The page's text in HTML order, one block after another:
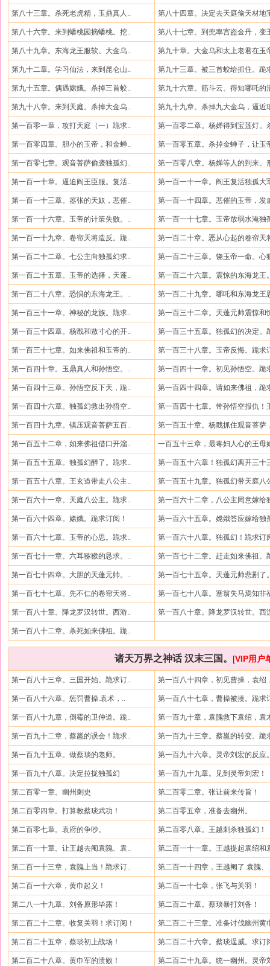
第八十三章。杀死老虎精，玉鼎真人.. 第八十四章。决定去天庭偷天材地
第八十六章。来到蟠桃园摘蟠桃。挖.. 第八十七章。到兜率宫盗金丹，变
第八十九章。东海龙王服软。大金乌.. 第九十章。大金乌和太上老君在玉
第九十二章。学习仙法，来到昆仑山.. 第九十三章。被三首蛟给抓住。跪
第九十五章。偶遇嫦娥。杀掉三首蛟.. 第九十六章。筋斗云。得知哪吒的
第九十八章。来到天庭。杀掉大金乌.. 第九十九章。杀掉九大金乌，逼近
第一百零一章，攻打天庭（一）跪求.. 第一百零二章。杨婵得到宝莲灯。
第一百零四章。胆小的玉帝，和金蝉.. 第一百零五章。杀掉金蝉子，让玉
第一百零七章。观音菩萨偷袭独孤幻.. 第一百零八章。杨婵等人的到来。
第一百一十章。逼迫阎王臣服。复活.. 第一百一十一章。阎王复活独孤大
第一百一十三章。嚣张的天奴，悲催.. 第一百一十四章。悲催的玉帝，发
第一百一十六章。玉帝的计策失败。.. 第一百一十七章。玉帝放弱水淹独
第一百一十九章。卷帘天将造反。跪.. 第一百二十章。恶从心起的卷帘天
第一百二十二章。七公主向独孤幻求.. 第一百二十三章。饶玉帝一命。心
第一百二十五章。玉帝的选择，天蓬.. 第一百二十六章。震惊的东海龙王
第一百二十八章。恐惧的东海龙王。.. 第一百二十九章。哪吒和东海龙王
第一百三十一章。神秘的龙族。跪求.. 第一百三十二章。天蓬元帅震惊和
第一百三十四章。杨戬和敖寸心的开.. 第一百三十五章。独孤幻的决定。
第一百三十七章。如来佛祖和玉帝的.. 第一百三十八章。玉帝反悔。跪求
第一百四十章。玉鼎真人和孙悟空。.. 第一百四十一章。初见孙悟空。跪
第一百四十三章。孙悟空反下天，跪.. 第一百四十四章。请如来佛祖，跪
第一百四十六章。独孤幻救出孙悟空.. 第一百四十七章。带孙悟空报仇！
第一百四十九章。镇压观音菩萨五百.. 第一百五十章。杨戬抓住观音菩萨
第一百五十二章，如来佛祖借口开溜.. 一百五十三章，最毒妇人心的王母
第一百五十五章。独孤幻醉了。跪求.. 第一百五十六章！独孤幻离开三十
第一百五十八章。王玄道带走八公主.. 第一百五十九章。独孤幻带天庭八
第一百六十一章。天庭八公主。跪求.. 第一百六十二章，八公主同意嫁给
第一百六十四章。嫦娥。跪求订阅！ 第一百六十五章。嫦娥答应嫁给独
第一百六十七章。玉帝的心思。跪求.. 第一百六十八章。独孤幻！跪求订
第一百七十一章。六耳猕猴的恳求。.. 第一百七十二章。赶走如来佛祖。
第一百七十四章。大胆的天蓬元帅。.. 第一百七十五章。天蓬元帅悲剧了
第一百七十七章。先不仁的卷帘天将.. 第一百七十八章。塞翁失马焉知非
第一百八十章。降龙罗汉转世。西游.. 第一百八十章。降龙罗汉转世。西
第一百八十二章。杀死如来佛祖。跪..
诸天万界之神话 汉末三国。 [VIP用户
第一百八十三章。三国开始。跪求订.. 第一百八十四章，初见曹操，袁绍
第一百八十六章。惩罚曹操.袁术，.. 第一百八十七章，曹操被揍。跪求
第一百八十九章，倒霉的卫仲道。跪.. 第一百九十章，袁隗救下袁绍，袁
第一百九十二章，蔡邕的误会！跪求.. 第一百九十三章。蔡邕的转变。跪
第一百九十五章。做蔡琰的老师。 第一百九十六章。灵帝刘宏的反应
第一百九十八章。决定拉拢独孤幻 第一百九十九章。见到灵帝刘宏！
第二百零一章。幽州刺史 第二百零二章。张让前来传旨！
第二百零四章。打算教蔡琰武功！ 第二百零五章，准备去幽州。
第二百零七章。袁府的争吵。 第二百零八章。王越刺杀独孤幻！
第二百一十章。让王越去阉袁隗、袁.. 第二百一十一章。王越提起袁绍和
第二百一十三章，袁隗上当！跪求订.. 第二百一十四章，王越阉了 袁隗、
第二百一十六章，黄巾起义！ 第二百一十七章，张飞与关羽！
第二八一十九章。刘备原形毕露！ 第二百二十章。蔡琰暴打刘备！
第二百二十二章。收复关羽！求订阅！ 第二百二十三章。准备讨伐幽州黄
第二百二十五章，蔡琰初上战场！ 第二百二十六章。蔡琰逞威。求订
第二百二十八章。黄巾军的溃败！ 第二百二十九章。统一幽州。灵帝